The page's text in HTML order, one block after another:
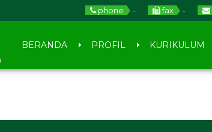
phone - fax -
BERANDA PROFIL KURIKULUM